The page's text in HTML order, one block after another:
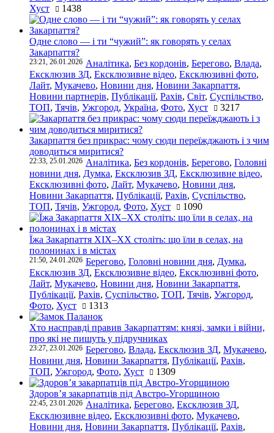
Хуст
1438
Одне слово — і ти “чужий”: як говорять у селах
Закарпаття?
23:21, 26.01.2026 Аналітика, Без кордонів, Берегово, Влада,
Ексклюзив ЗД, Ексклюзивне відео, Ексклюзивні фото,
Лайт, Мукачево, Новини дня, Новини Закарпаття,
Новини партнерів, Публікації, Рахів, Світ, Суспільство,
ТОП, Тячів, Ужгород, Україна, Фото, Хуст 3217
Закарпаття без прикрас: чому сюди переїжджають і з чим
доводиться миритися?
22:33, 25.01.2026 Аналітика, Без кордонів, Берегово, Головні
новини дня, Думка, Ексклюзив ЗД, Ексклюзивне відео,
Ексклюзивні фото, Лайт, Мукачево, Новини дня,
Новини Закарпаття, Публікації, Рахів, Суспільство,
ТОП, Тячів, Ужгород, Фото, Хуст 1090
Їжа Закарпаття ХІХ–ХХ століть: що їли в селах, на
полонинах і в містах
21:50, 24.01.2026 Берегово, Головні новини дня, Думка,
Ексклюзив ЗД, Ексклюзивне відео, Ексклюзивні фото,
Лайт, Мукачево, Новини дня, Новини Закарпаття,
Публікації, Рахів, Суспільство, ТОП, Тячів, Ужгород,
Фото, Хуст 1313
Хто насправді правив Закарпаттям: князі, замки і війни,
про які не пишуть у підручниках
23:27, 23.01.2026 Берегово, Влада, Ексклюзив ЗД, Мукачево,
Новини дня, Новини Закарпаття, Публікації, Рахів,
ТОП, Ужгород, Фото, Хуст 1309
Здоров’я закарпатців під Австро-Угорщиною
22:45, 23.01.2026 Аналітика, Берегово, Ексклюзив ЗД,
Ексклюзивне відео, Ексклюзивні фото, Мукачево,
Новини дня, Новини Закарпаття, Публікації, Рахів,